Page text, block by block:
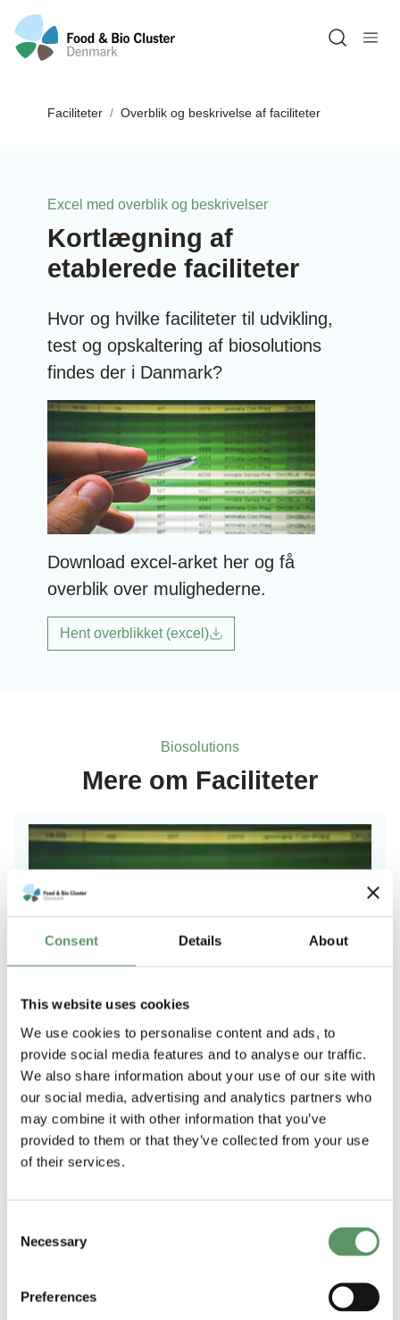
Consent Details About
This website uses cookies
We use cookies to personalise content and ads, to
provide social media features and to analyse our traffic.
We also share information about your use of our site with
our social media, advertising and analytics partners who
may combine it with other information that you’ve
provided to them or that they’ve collected from your use
of their services.
Selection
Necessary
Preferences
Faciliteter Overblik og beskrivelse af faciliteter
Excel med overblik og beskrivelser
Kortlægning af
etablerede faciliteter
Hvor og hvilke faciliteter til udvikling,
test og opskaltering af biosolutions
findes der i Danmark?
Download excel-arket her og få
overblik over mulighederne.
Hent overblikket (excel)
Biosolutions
Mere om Faciliteter
Overblik og beskrivelse af faciliteter
Erhvervsfyrtårnet for Biosolutions